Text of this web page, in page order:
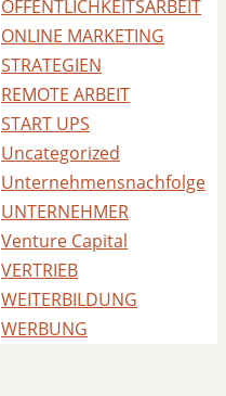
ÖFFENTLICHKEITSARBEIT
ONLINE MARKETING
STRATEGIEN
REMOTE ARBEIT
START UPS
Uncategorized
Unternehmensnachfolge
UNTERNEHMER
Venture Capital
VERTRIEB
WEITERBILDUNG
WERBUNG